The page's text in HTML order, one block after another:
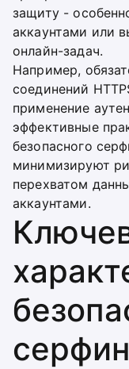
защиту -
аккаунтами или
онлайн-задач.
Например,
соединений
применение
эффективные
безопасного
минимизируют
перехватом
аккаунтами.